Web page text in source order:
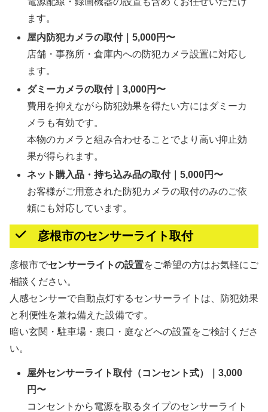
ます。
屋内防犯カメラの取付｜5,000円〜
店舗・事務所・倉庫内への防犯カメラ設置に対応し
ます。
ダミーカメラの取付｜3,000円〜
費用を抑えながら防犯効果を得たい方にはダミーカ
メラも有効です。
本物のカメラと組み合わせることでより高い抑止効
果が得られます。
ネット購入品・持ち込み品の取付｜5,000円〜
お客様がご用意された防犯カメラの取付のみのご依
頼にも対応しています。
彦根市のセンサーライト取付
彦根市でセンサーライトの設置をご希望の方はお気軽にご
相談ください。
人感センサーで自動点灯するセンサーライトは、防犯効果
と利便性を兼ね備えた設備です。
暗い玄関・駐車場・裏口・庭などへの設置をご検討くださ
い。
屋外センサーライト取付（コンセント式）｜3,000
円〜
コンセントから電源を取るタイプのセンサーライト